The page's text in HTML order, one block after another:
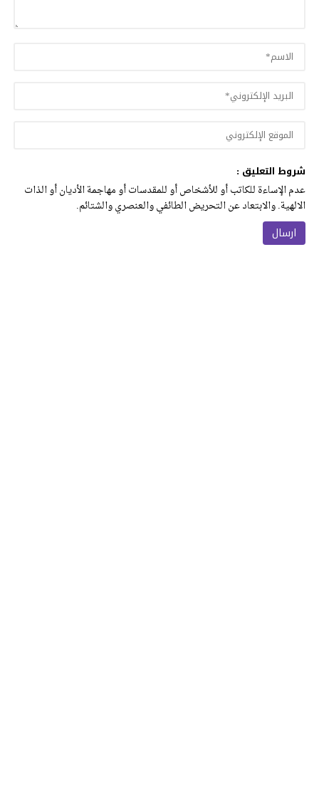
شروط التعليق :
عدم الإساءة للكاتب أو للأشخاص أو للمقدسات أو مهاجمة الأديان أو الذات
الالهية. والابتعاد عن التحريض الطائفي والعنصري والشتائم.